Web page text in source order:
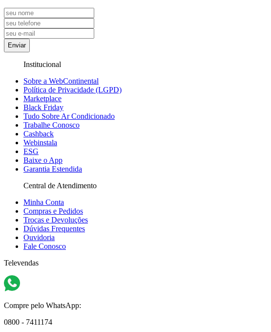
Enviar
Institucional
Sobre a WebContinental
Política de Privacidade (LGPD)
Marketplace
Black Friday
Tudo Sobre Ar Condicionado
Trabalhe Conosco
Cashback
Webinstala
ESG
Baixe o App
Garantia Estendida
Central de Atendimento
Minha Conta
Compras e Pedidos
Trocas e Devoluções
Dúvidas Frequentes
Ouvidoria
Fale Conosco
Televendas
Compre pelo WhatsApp:
0800 - 7411174